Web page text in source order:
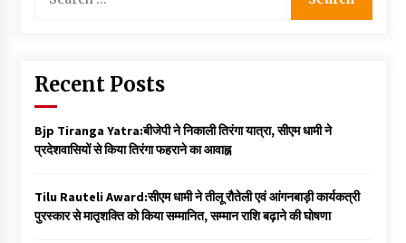
for:
Recent Posts
Bjp Tiranga Yatra:बीजेपी ने निकाली तिरंगा यात्रा, सीएम धामी ने
प्रदेशवासियों से किया तिरंगा फहराने का आवाह्न
Tilu Rauteli Award:सीएम धामी ने तीलू रौतेली एवं आंगनबाड़ी कार्यकत्री
पुरस्कार से मातृशक्ति को किया सम्मानित, सम्मान राशि बढ़ाने की घोषणा